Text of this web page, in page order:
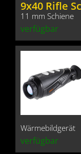
9x40 Rifle
11 mm Schiene
verfügbar
Wärmebildgerät
verfügbar